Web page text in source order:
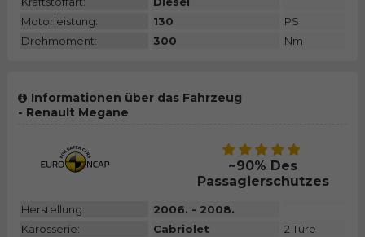
Motorleistung:
130
PS
Drehmoment:
300 Nm
Informationen über das Fahrzeug
- Renault Megane
~90% Des
Passagierschutzes
Herstellung:
2006. - 2008.
Karosserie:
Cabriolet
2 Türe